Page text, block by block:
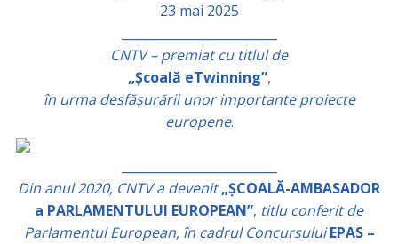
23 mai 2025
CNTV – premiat cu titlul de
„Școală eTwinning”,
în urma desfășurării unor importante proiecte
europene.
Din anul 2020, CNTV a devenit „ȘCOALĂ-AMBASADOR
a PARLAMENTULUI EUROPEAN”, titlu conferit de
Parlamentul European, în cadrul Concursului EPAS –